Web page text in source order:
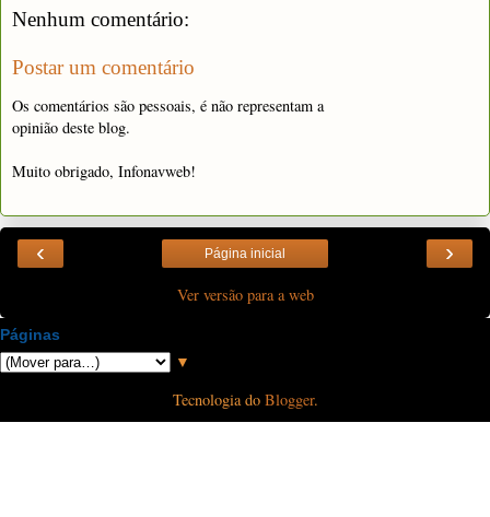
Nenhum comentário:
Postar um comentário
Os comentários são pessoais, é não representam a
opinião deste blog.
Muito obrigado, Infonavweb!
‹ ›
Página inicial
Ver versão para a web
Páginas
▼
Tecnologia do Blogger.